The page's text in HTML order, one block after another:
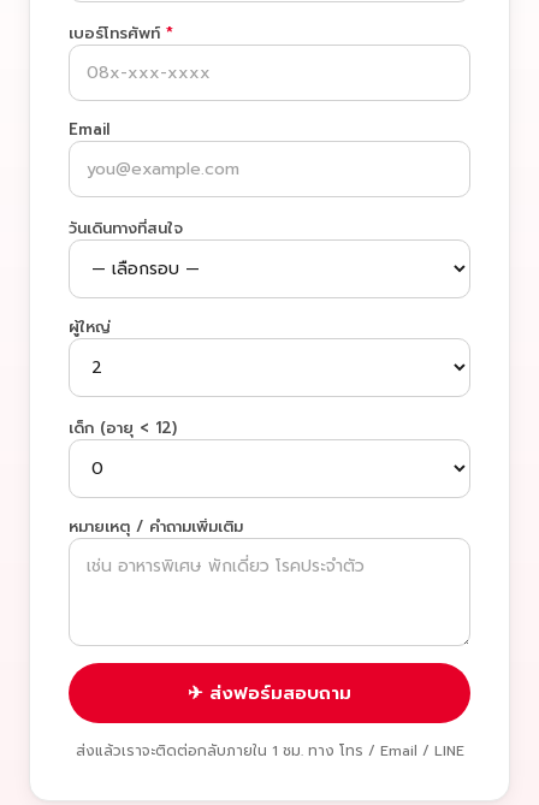
เบอร์โทรศัพท์ *
Email
วันเดินทางที่สนใจ
ผู้ใหญ่
เด็ก (อายุ < 12)
หมายเหตุ / คำถามเพิ่มเติม
✈ ส่งฟอร์มสอบถาม
ส่งแล้วเราจะติดต่อกลับภายใน 1 ชม. ทาง โทร / Email / LINE